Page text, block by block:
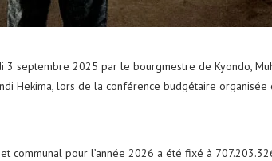
septembre 2025 par le bourgmestre de Kyondo,
Hekima, lors de la conférence budgétaire organisée
pour l’année 2026 a été fixé à